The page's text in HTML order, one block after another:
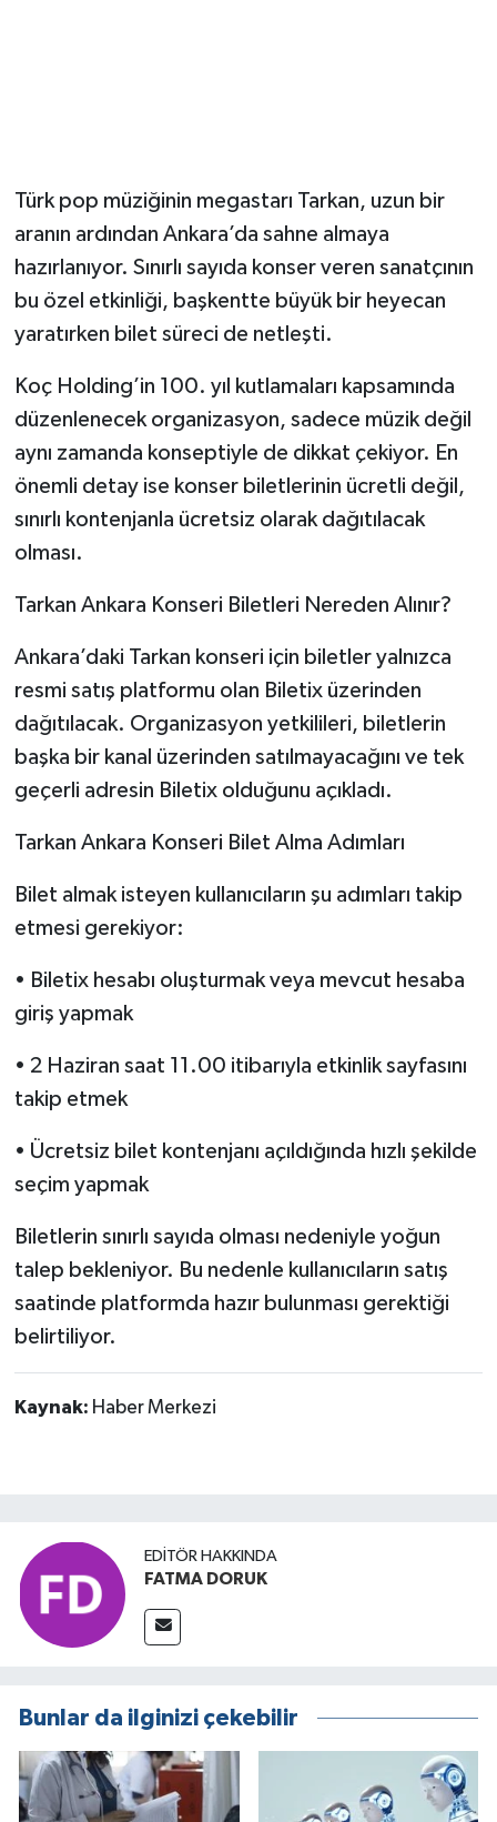
Türk pop müziğinin megastarı Tarkan, uzun bir
aranın ardından Ankara’da sahne almaya
hazırlanıyor. Sınırlı sayıda konser veren sanatçının
bu özel etkinliği, başkentte büyük bir heyecan
yaratırken bilet süreci de netleşti.
Koç Holding’in 100. yıl kutlamaları kapsamında
düzenlenecek organizasyon, sadece müzik değil
aynı zamanda konseptiyle de dikkat çekiyor. En
önemli detay ise konser biletlerinin ücretli değil,
sınırlı kontenjanla ücretsiz olarak dağıtılacak
olması.
Tarkan Ankara Konseri Biletleri Nereden Alınır?
Ankara’daki Tarkan konseri için biletler yalnızca
resmi satış platformu olan Biletix üzerinden
dağıtılacak. Organizasyon yetkilileri, biletlerin
başka bir kanal üzerinden satılmayacağını ve tek
geçerli adresin Biletix olduğunu açıkladı.
Tarkan Ankara Konseri Bilet Alma Adımları
Bilet almak isteyen kullanıcıların şu adımları takip
etmesi gerekiyor:
• Biletix hesabı oluşturmak veya mevcut hesaba
giriş yapmak
• 2 Haziran saat 11.00 itibarıyla etkinlik sayfasını
takip etmek
• Ücretsiz bilet kontenjanı açıldığında hızlı şekilde
seçim yapmak
Biletlerin sınırlı sayıda olması nedeniyle yoğun
talep bekleniyor. Bu nedenle kullanıcıların satış
saatinde platformda hazır bulunması gerektiği
belirtiliyor.
Kaynak: Haber Merkezi
EDITÖR HAKKINDA
FATMA DORUK
Bunlar da ilginizi çekebilir